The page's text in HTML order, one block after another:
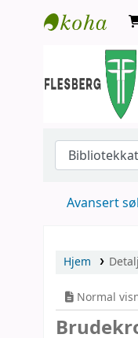
Flesberg
Avansert
Hjem
Normal